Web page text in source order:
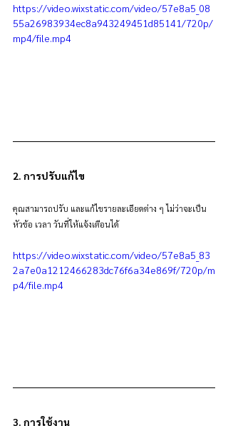
https://video.wixstatic.com/video/57e8a5_08
55a26983934ec8a943249451d85141/720p/
mp4/file.mp4
2. การปรับแก้ไข
คุณสามารถปรับ และแก้ไขรายละเอียดต่าง ๆ ไม่ว่าจะเป็น
หัวข้อ เวลา วันที่ให้แจ้งเตือนได้
https://video.wixstatic.com/video/57e8a5_83
2a7e0a1212466283dc76f6a34e869f/720p/m
p4/file.mp4
3. การใช้งาน